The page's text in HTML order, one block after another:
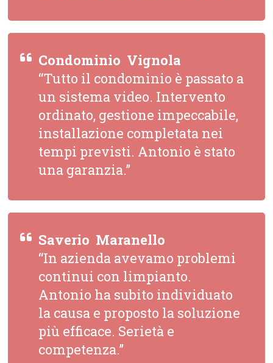
Condominio  Vignola
“Tutto il condominio è passato a
un sistema video. Intervento
ordinato, gestione impeccabile,
installazione completata nei
tempi previsti. Antonio è stato
una garanzia.”
Saverio  Maranello
“In azienda avevamo problemi
continui con limpianto.
Antonio ha subito individuato
la causa e proposto la soluzione
più efficace. Serietà e
competenza.”